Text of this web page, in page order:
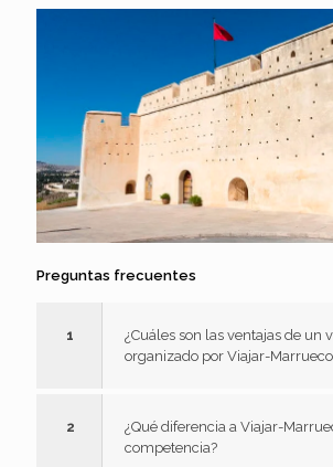
Preguntas frecuentes
1
¿Cuáles son las ventajas de un
organizado por Viajar-
2
¿Qué diferencia a Viajar-
competencia?